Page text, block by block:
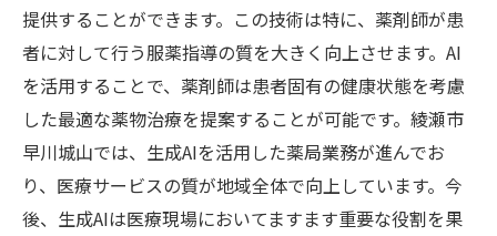
提供することができます。この技術は特に、薬剤師が患
者に対して行う服薬指導の質を大きく向上させます。AI
を活用することで、薬剤師は患者固有の健康状態を考慮
した最適な薬物治療を提案することが可能です。綾瀬市
早川城山では、生成AIを活用した薬局業務が進んでお
り、医療サービスの質が地域全体で向上しています。今
後、生成AIは医療現場においてますます重要な役割を果